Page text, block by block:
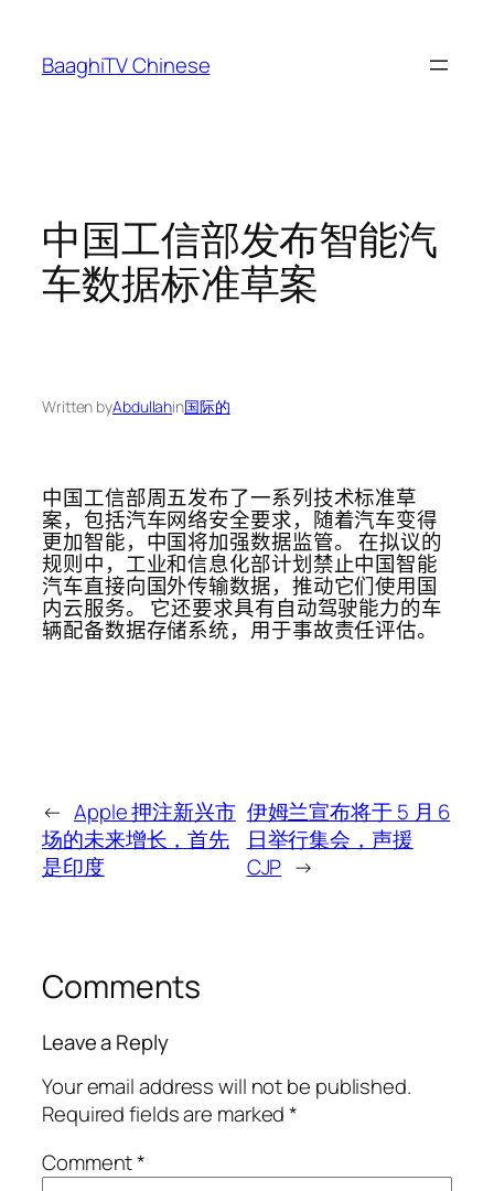
content
BaaghiTV Chinese
中国工信部发布智能汽
车数据标准草案
Written byAbdullahin国际的
中国工信部周五发布了一系列技术标准草
案，包括汽车网络安全要求，随着汽车变得
更加智能，中国将加强数据监管。 在拟议的
规则中，工业和信息化部计划禁止中国智能
汽车直接向国外传输数据，推动它们使用国
内云服务。 它还要求具有自动驾驶能力的车
辆配备数据存储系统，用于事故责任评估。
← Apple 押注新兴市
场的未来增长，首先
是印度
伊姆兰宣布将于 5 月 6
日举行集会，声援
CJP →
Comments
Leave a Reply
Your email address will not be published.
Required fields are marked*
Comment*